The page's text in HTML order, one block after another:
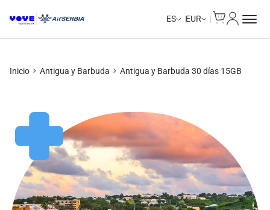
ES EUR
Inicio Antigua y Barbuda Antigua y Barbuda 30 días 15GB